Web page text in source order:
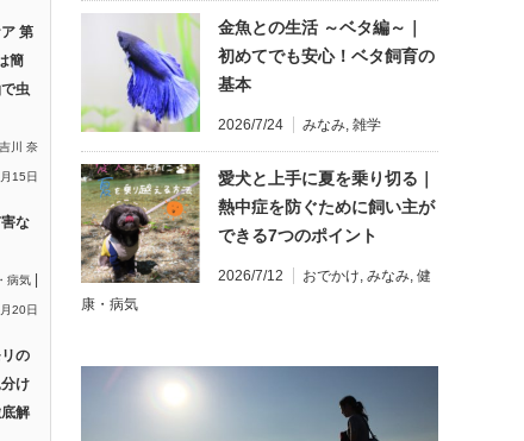
第
簡
虫
吉川 奈
15日
な
病気
20日
の
け
解
金魚との生活 ～ベタ編～｜
初めてでも安心！ベタ飼育の
基本
2026/7/24 みなみ, 雑学
愛犬と上手に夏を乗り切る｜
熱中症を防ぐために飼い主が
できる7つのポイント
2026/7/12 おでかけ, みなみ, 健
康・病気